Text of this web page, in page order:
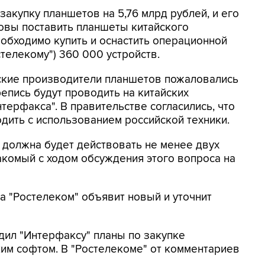
планшетов на 5,76 млрд рублей, и его
поставить планшеты китайского
купить и оснастить операционной
360 000 устройств.
производители планшетов пожаловались
будут проводить на китайских
В правительстве согласились, что
с использованием российской техники.
будет действовать не менее двух
с ходом обсуждения этого вопроса на
объявит новый и уточнит
"Интерфаксу" планы по закупке
софтом. В "Ростелекоме" от комментариев